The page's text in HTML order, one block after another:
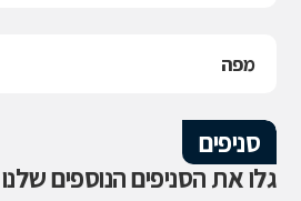
מפה
סניפים
גלו את הסניפים הנוספים שלנו